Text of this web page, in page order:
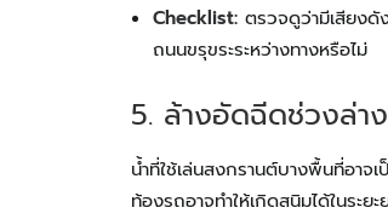
Checklist: ตรวจดูว่ามีเสียงดั
ถนนขรุขระระหว่างทางหรือไม่
5. ล้างอัดฉีดช่วงล่
น้ำที่ใช้เล่นสงกรานต์บางพื้นที่อาจ
ท้องรถอาจทำให้เกิดสนิมได้ในระยะ